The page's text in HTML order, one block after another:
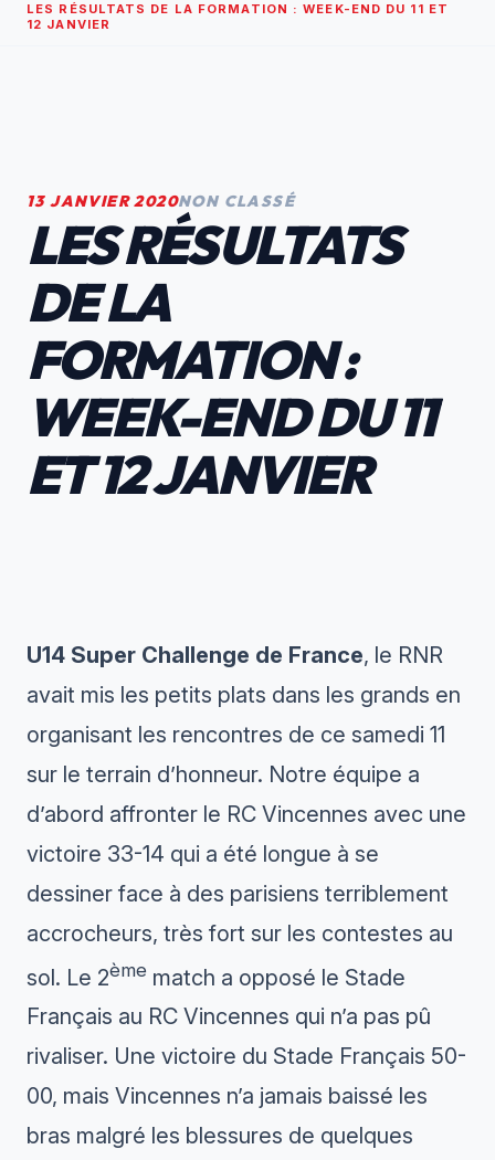
LES RÉSULTATS DE LA FORMATION : WEEK-END DU 11 ET
12 JANVIER
13 JANVIER 2020NON CLASSÉ
LES RÉSULTATS
DE LA
FORMATION :
WEEK-END DU 11
ET 12 JANVIER
U14 Super Challenge de France, le RNR
avait mis les petits plats dans les grands en
organisant les rencontres de ce samedi 11
sur le terrain d’honneur. Notre équipe a
d’abord affronter le RC Vincennes avec une
victoire 33-14 qui a été longue à se
dessiner face à des parisiens terriblement
accrocheurs, très fort sur les contestes au
sol. Le 2ème match a opposé le Stade
Français au RC Vincennes qui n’a pas pû
rivaliser. Une victoire du Stade Français 50-
00, mais Vincennes n’a jamais baissé les
bras malgré les blessures de quelques